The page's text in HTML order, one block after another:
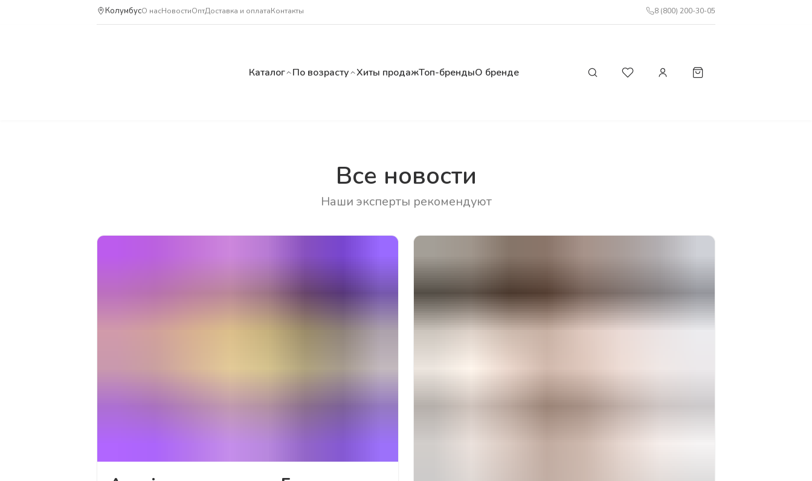
КолумбусО насНовостиОптДоставка и оплатаКонтакты 8 (800) 200-30-05
Каталог По возрасту Хиты продажТоп-брендыО бренде
Все новости
Наши эксперты рекомендуют